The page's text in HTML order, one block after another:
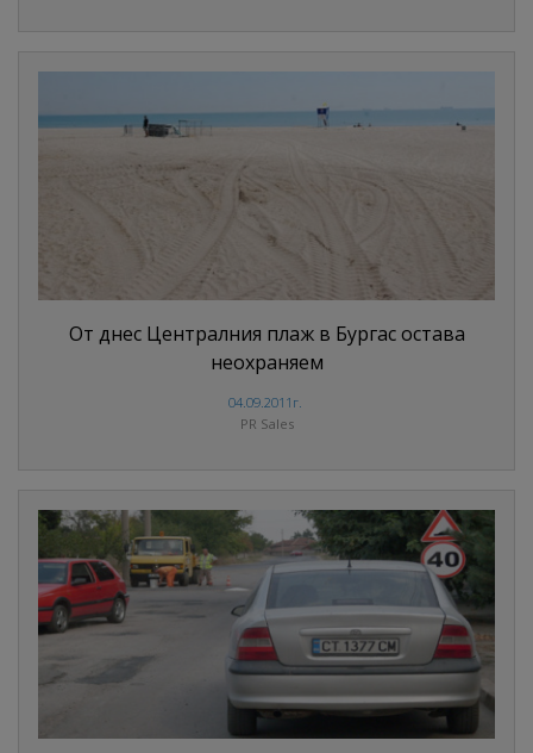
От днес Централния плаж в Бургас остава
неохраняем
04.09.2011г.
PR Sales